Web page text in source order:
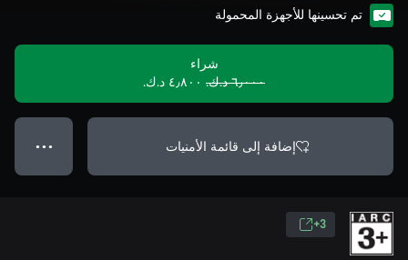
تم تحسينها للأجهزة المحمولة
شراء
٦٫٠٠٠ د.ك.‏
٤٫٨٠٠ د.ك.‏
إضافة إلى قائمة الأمنيات ● ● ●
3+